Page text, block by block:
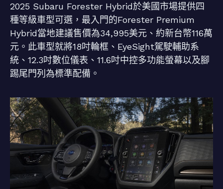
2025 Subaru Forester Hybrid於美國市場提供四
種等級車型可選，最入門的Forester Premium
Hybrid當地建議售價為34,995美元、約新台幣116萬
元。此車型就將18吋輪框、EyeSight駕駛輔助系
統、12.3吋數位儀表、11.6吋中控多功能螢幕以及腳
踢尾門列為標準配備。